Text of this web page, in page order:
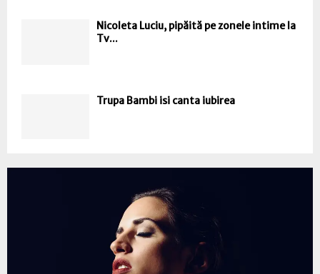
Nicoleta Luciu, pipăită pe zonele intime la
Tv...
Trupa Bambi isi canta iubirea